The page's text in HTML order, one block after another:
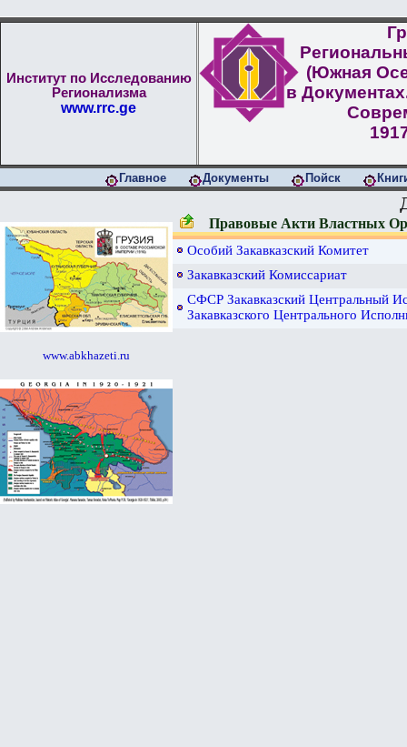
Институт по Исследованию
Регионализма
www.rrc.ge
(Южная
в
Главное Документы Пойск
www.abkhazeti.ru
Правовые Акти Властных
Особий Закавказский Комитет
Закавказский Комиссариат
СФСР Закавказский Центральный
Закавказского Центрального